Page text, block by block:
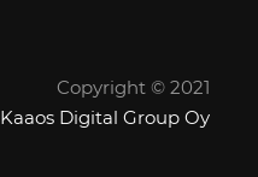
Copyright © 2021
Kaaos Digital Group Oy